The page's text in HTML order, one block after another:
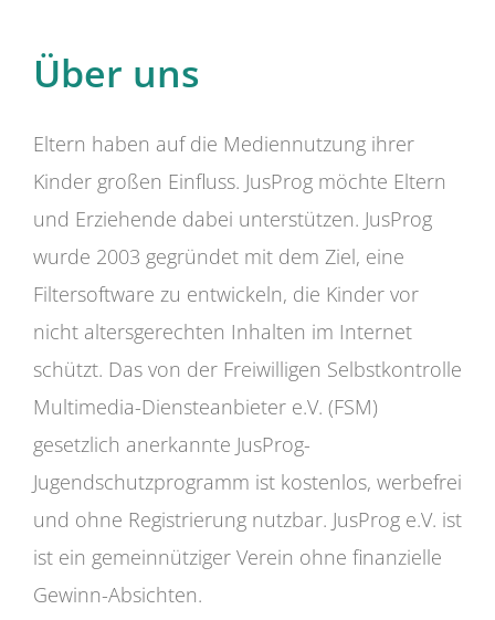
Über uns
Eltern haben auf die Mediennutzung ihrer
Kinder großen Einfluss. JusProg möchte Eltern
und Erziehende dabei unterstützen. JusProg
wurde 2003 gegründet mit dem Ziel, eine
Filtersoftware zu entwickeln, die Kinder vor
nicht altersgerechten Inhalten im Internet
schützt. Das von der Freiwilligen Selbstkontrolle
Multimedia-Diensteanbieter e.V. (FSM)
gesetzlich anerkannte JusProg-
Jugendschutzprogramm ist kostenlos, werbefrei
und ohne Registrierung nutzbar. JusProg e.V. ist
ist ein gemeinnütziger Verein ohne finanzielle
Gewinn-Absichten.